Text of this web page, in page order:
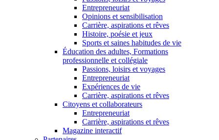
Entrepreneuriat
Opinions et sensibilisation
Carrière, aspirations et rêves
Histoire, poésie et jeux
Sports et saines habitudes de vie
Éducation des adultes, Formations
professionnelle et collégiale
Passions, loisirs et voyages
Entrepreneuriat
Expériences de vie
Carrière, aspirations et rêves
Citoyens et collaborateurs
Entrepreneuriat
Carrière, aspirations et rêves
Magazine interactif